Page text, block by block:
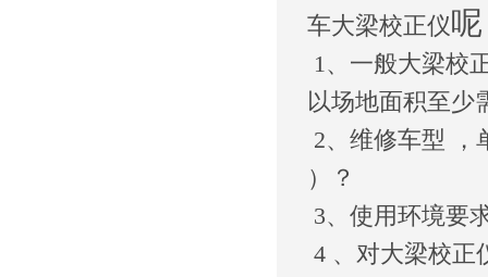
车大梁校正仪呢
1、一般大梁校
以场地面积至少
2、维修车型 ，
）？
3、使用环境要
4 、对大梁校正